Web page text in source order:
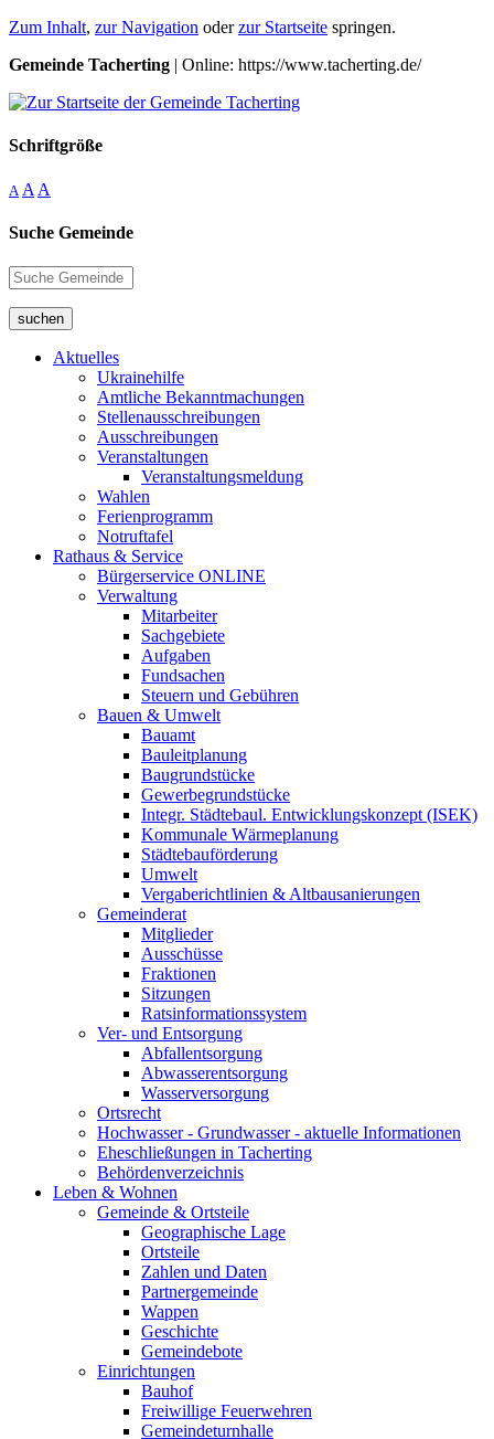
Zum Inhalt, zur Navigation oderzur Startseite springen.
Gemeinde Tacherting | Online: https://www.tacherting.de/
Schriftgröße
A A A
Suche Gemeinde
suchen
Aktuelles
Ukrainehilfe
Amtliche Bekanntmachungen
Stellenausschreibungen
Ausschreibungen
Veranstaltungen
Veranstaltungsmeldung
Wahlen
Ferienprogramm
Notruftafel
Rathaus & Service
Bürgerservice ONLINE
Verwaltung
Mitarbeiter
Sachgebiete
Aufgaben
Fundsachen
Steuern und Gebühren
Bauen & Umwelt
Bauamt
Bauleitplanung
Baugrundstücke
Gewerbegrundstücke
Integr. Städtebaul. Entwicklungskonzept (ISEK)
Kommunale Wärmeplanung
Städtebauförderung
Umwelt
Vergaberichtlinien & Altbausanierungen
Gemeinderat
Mitglieder
Ausschüsse
Fraktionen
Sitzungen
Ratsinformationssystem
Ver- und Entsorgung
Abfallentsorgung
Abwasserentsorgung
Wasserversorgung
Ortsrecht
Hochwasser - Grundwasser - aktuelle Informationen
Eheschließungen in Tacherting
Behördenverzeichnis
Leben & Wohnen
Gemeinde & Ortsteile
Geographische Lage
Ortsteile
Zahlen und Daten
Partnergemeinde
Wappen
Geschichte
Gemeindebote
Einrichtungen
Bauhof
Freiwillige Feuerwehren
Gemeindeturnhalle